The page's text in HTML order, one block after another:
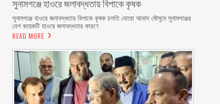
সুনামগঞ্জে হাওরে জলাবদ্ধতায় বিপাকে কৃষক চলতি বোরো আবাদ মৌসুমে সুনামগঞ্জের
বেশ কয়েকটি হাওরে জলাবদ্ধতার কারণে
READ MORE